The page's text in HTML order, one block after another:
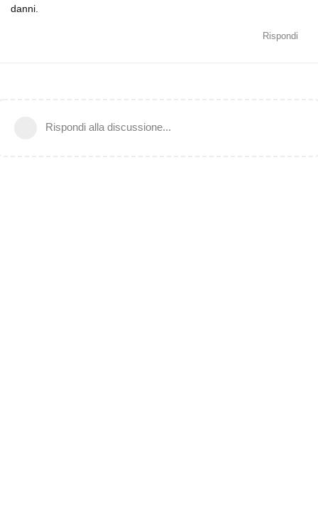
danni.
Rispondi
Rispondi alla discussione...